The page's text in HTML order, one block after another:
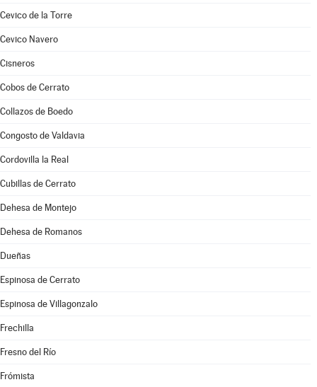
Cevico de la Torre
Cevico Navero
Cisneros
Cobos de Cerrato
Collazos de Boedo
Congosto de Valdavia
Cordovilla la Real
Cubillas de Cerrato
Dehesa de Montejo
Dehesa de Romanos
Dueñas
Espinosa de Cerrato
Espinosa de Villagonzalo
Frechilla
Fresno del Río
Frómista